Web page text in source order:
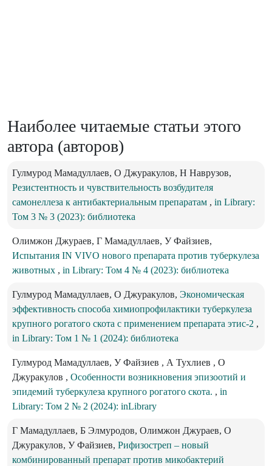
Наиболее читаемые статьи этого
автора (авторов)
Гулмурод Мамадуллаев, О Джуракулов, Н Наврузов,
Резистентность и чувствительность возбудителя
самонеллеза к антибактериальным препаратам , in Library:
Том 3 № 3 (2023): библиотека
Олимжон Джураев, Г Мамадуллаев, У Файзиев,
Испытания IN VIVO нового препарата против туберкулеза
животных , in Library: Том 4 № 4 (2023): библиотека
Гулмурод Мамадуллаев, О Джуракулов, Экономическая
эффективность способа химиопрофилактики туберкулеза
крупного рогатого скота с применением препарата этис-2 ,
in Library: Том 1 № 1 (2024): библиотека
Гулмурод Мамадуллаев, У Файзиев , А Тухлиев , О
Джуракулов , Особенности возникновения эпизоотий и
эпидемий туберкулеза крупного рогатого скота. , in
Library: Том 2 № 2 (2024): inLibrary
Г Мамадуллаев, Б Элмуродов, Олимжон Джураев, О
Джуракулов, У Файзиев, Рифизостреп – новый
комбинированный препарат против микобактерий